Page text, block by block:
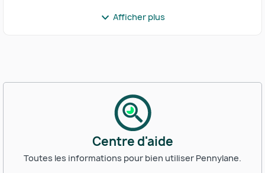
Afficher plus
Centre d'aide
Toutes les informations pour bien utiliser Pennylane.